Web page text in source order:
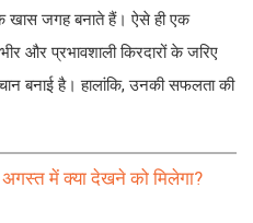
खास जगह बनाते हैं। ऐसे ही एक
और प्रभावशाली किरदारों के जरिए
बनाई है। हालांकि, उनकी सफलता की
में क्या देखने को मिलेगा?